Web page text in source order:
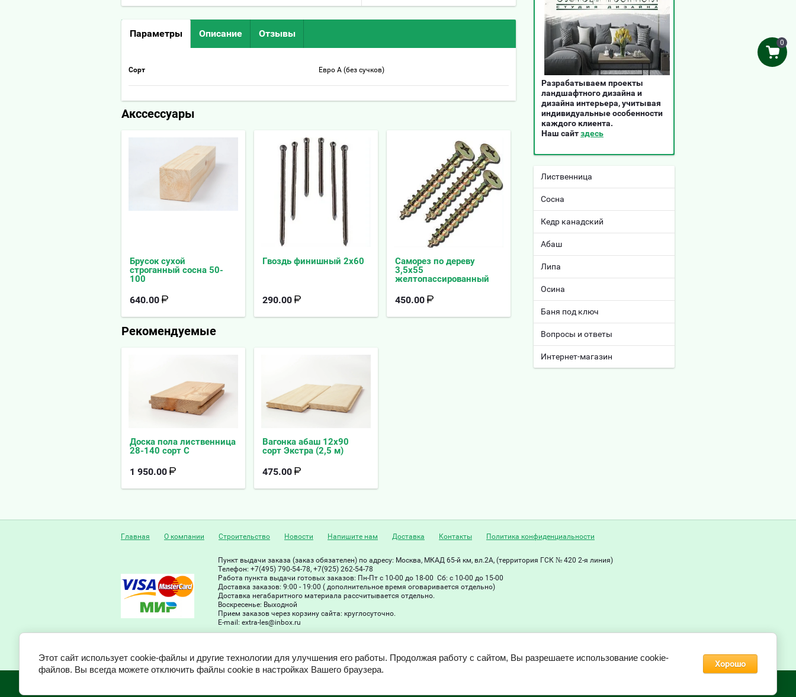
0
Параметры Описание Отзывы
Сорт Евро А (без сучков)
Акссессуары
Брусок сухой
строганный сосна 50-
100
640.00
Гвоздь финишный 2х60
290.00
Саморез по дереву
3,5х55
желтопассированный
450.00
Рекомендуемые
Доска пола лиственница
28-140 сорт С
1 950.00
Вагонка абаш 12х90
сорт Экстра (2,5 м)
475.00
Разрабатываем проекты
ландшафтного дизайна и
дизайна интерьера, учитывая
индивидуальные особенности
каждого клиента.
Наш сайтздесь
Лиственница
Сосна
Кедр канадский
Абаш
Липа
Осина
Баня под ключ
Вопросы и ответы
Интернет-магазин
Главная О компании Строительство Новости Напишите нам Доставка Контакты Политика конфиденциальности
Пункт выдачи заказа (заказ обязателен) по адресу: Москва, МКАД 65-й км, вл.2А, (территория ГСК № 420 2-я линия)
Телефон: +7(495) 790-54-78, +7(925) 262-54-78
Работа пункта выдачи готовых заказов: Пн-Пт с 10-00 до 18-00 Сб: с 10-00 до 15-00
Доставка заказов: 9:00 - 19:00 ( дополнительное время оговаривается отдельно)
Доставка негабаритного материала рассчитывается отдельно.
Воскресенье: Выходной
Прием заказов через корзину сайта: круглосуточно.
Е-mail: extra-les@inbox.ru
Этот сайт использует cookie-файлы и другие технологии для улучшения его работы. Продолжая работу с сайтом, Вы разрешаете использование cookie-
файлов. Вы всегда можете отключить файлы cookie в настройках Вашего браузера.
Хорошо